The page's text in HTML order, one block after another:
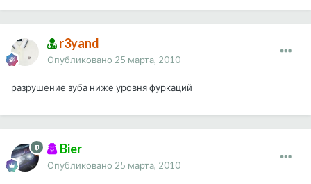
r3yand
Опубликовано 25 марта, 2010
разрушение зуба ниже уровня фуркаций
Bier
Опубликовано 25 марта, 2010